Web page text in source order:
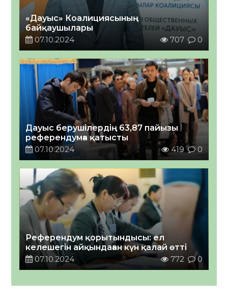
«Дауыс» Коалициясының
байқаушылары
07.10.2024
707 0
Дауыс берушілердің 63,87 пайызы
референдумға қатысты
07.10.2024
419 0
Референдум қорытындысы: ел
келешегін айқындаған күн қалай өтті
07.10.2024
772 0